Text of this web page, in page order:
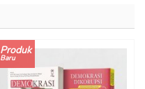
Produk
Baru